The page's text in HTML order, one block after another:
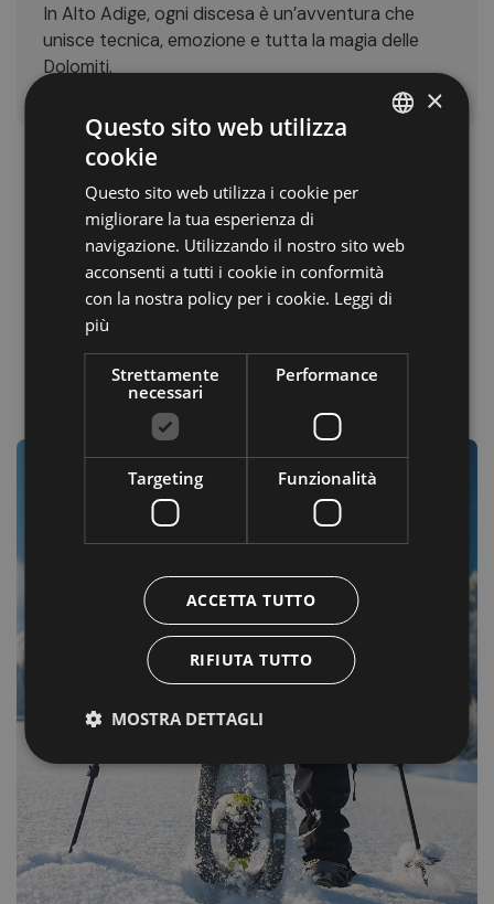
In Alto Adige, ogni discesa è un’avventura che
unisce tecnica, emozione e tutta la magia delle
Dolomiti.
ENGLISH
×
Questo sito web utilizza
cookie
Questo sito web utilizza i cookie per
migliorare la tua esperienza di
navigazione. Utilizzando il nostro sito web
acconsenti a tutti i cookie in conformità
con la nostra policy per i cookie. Leggi di
più
Strettamente
necessari
Performance
Targeting Funzionalità
ACCETTA TUTTO
RIFIUTA TUTTO
MOSTRA DETTAGLI